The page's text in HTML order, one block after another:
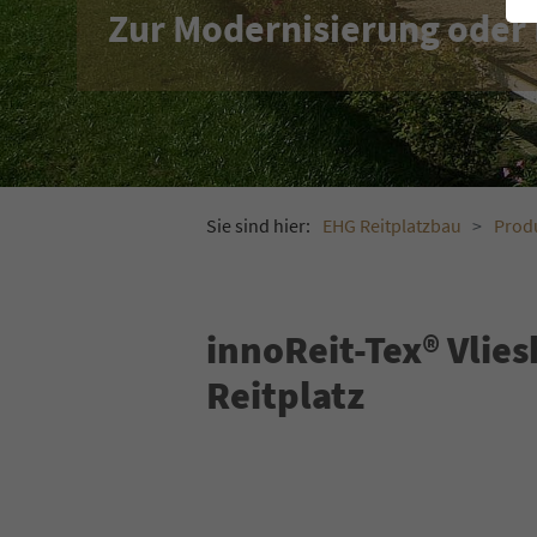
Zur Modernisierung
Sie sind hier: EHG Reitplatzbau
innoReit-Tex®
Reitplatz